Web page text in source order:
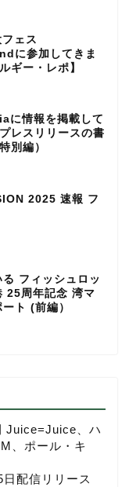
ェス
に参加してきま
ギー・レポ】
情報を掲載して
レスリリースの書
別編）
2025 速報 フ
フィッシュロッ
25周年記念 湾マ
ト (前編）
Juice=Juice、ハ
、ポール・キ
配信リリース